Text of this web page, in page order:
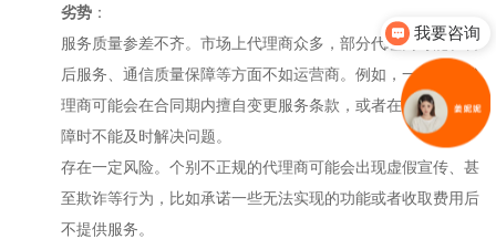
劣势 ：
服务质量参差不齐。市场上代理商众多，部分代理商可能在售
后服务、通信质量保障等方面不如运营商。例如，一些不良代
理商可能会在合同期内擅自变更服务条款，或者在出现通信故
障时不能及时解决问题。
存在一定风险。个别不正规的代理商可能会出现虚假宣传、甚
至欺诈等行为，比如承诺一些无法实现的功能或者收取费用后
不提供服务。
我要咨询